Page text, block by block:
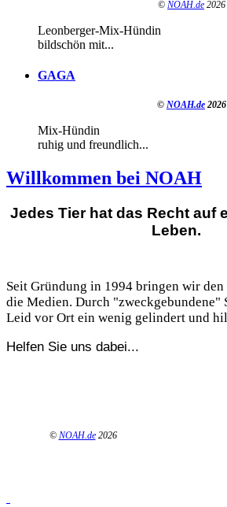
© NOAH.de 2026
Leonberger-Mix-Hündin
bildschön mit...
GAGA
© NOAH.de 2026
Mix-Hündin
ruhig und freundlich...
Willkommen bei NOAH
Jedes Tier hat das Recht auf
Leben.
Seit Gründung in 1994 bringen wir
die Medien. Durch "zweckgebundene"
Leid vor Ort ein wenig gelindert und
Helfen Sie uns dabei...
© NOAH.de 2026